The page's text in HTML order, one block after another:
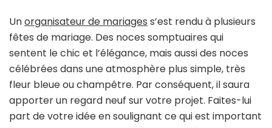
Unorganisateur de mariages s’est rendu à plusieurs
fêtes de mariage. Des noces somptuaires qui
sentent le chic et l’élégance, mais aussi des noces
célébrées dans une atmosphère plus simple, très
fleur bleue ou champêtre. Par conséquent, il saura
apporter un regard neuf sur votre projet. Faites-lui
part de votre idée en soulignant ce qui est important